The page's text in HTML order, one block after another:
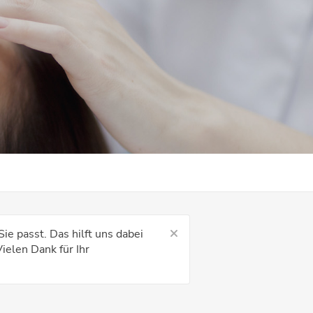
passt. Das hilft uns dabei
Dank für Ihr